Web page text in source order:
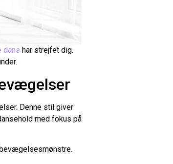
dans har strejfet dig.
Denne stil giver
med fokus på